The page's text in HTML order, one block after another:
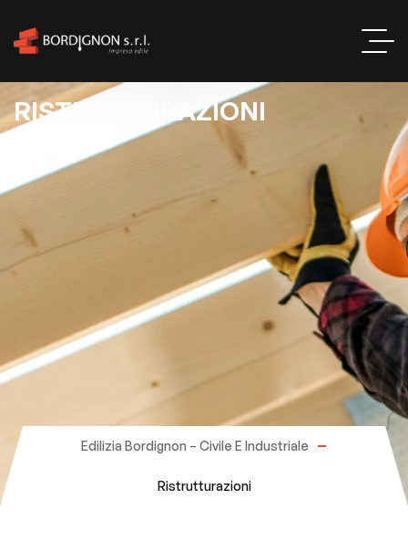
RISTR RAZIONI
Edilizia Bordignon – Civile E Industriale
Ristrutturazioni